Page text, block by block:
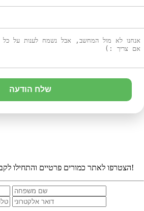
שלח הודעה
הצטרפו לאתר כמורים פרטיים והתחילו לקבל פניות מתלמידים עוד היום!